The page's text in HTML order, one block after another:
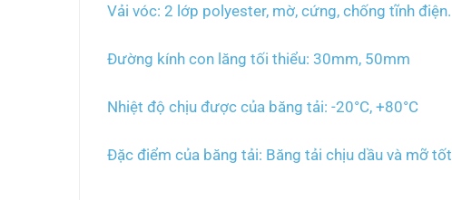
Vải vóc: 2 lớp polyester, mờ, cứng, chống tĩnh điện.
Đường kính con lăng tối thiểu: 30mm, 50mm
Nhiệt độ chịu được của băng tải: -20°C, +80°C
Đặc điểm của băng tải: Băng tải chịu dầu và mỡ tốt